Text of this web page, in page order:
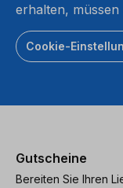
erhalten,
Cookie-
Gutscheine
Bereiten Sie Ihren